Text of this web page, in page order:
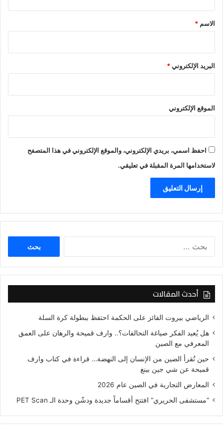
*
الاسم *
البريد الإلكتروني*
الموقع الإلكتروني
احفظ اسمي، بريدي الإلكتروني، والموقع الإلكتروني في هذا المتصفح
لاستخدامها المرة المقبلة في تعليقي.
أحدث المقالات
الرياضي بيروت الفائز على الحكمة احتفظ ببطولة كرة السلة
هل يُعيد الفكر صياغة التحالفات؟.. وارف قميحة والرهان على العمق
المعرفي مع الصين
حين تُقرأ الصين من الإنسان إلى النهضة… قراءة في كتاب وارف
قميحة عن شي جين بينغ
المعارض التجارية في الصين عام 2026
“مستشفى الحريري” افتتح أقساماً جديدة ودشّن وحدة الـ PET Scan